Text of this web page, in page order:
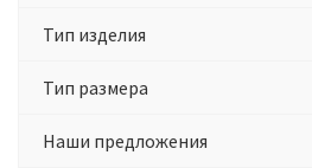
Тип изделия
Тип размера
Наши предложения